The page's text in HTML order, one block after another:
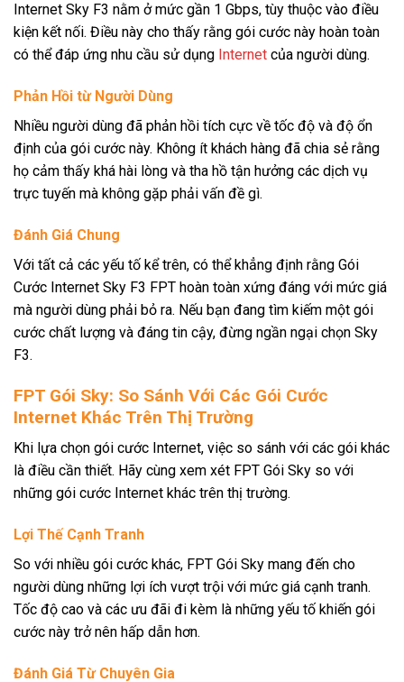
Internet Sky F3 nằm ở mức gần 1 Gbps, tùy thuộc vào điều
kiện kết nối. Điều này cho thấy rằng gói cước này hoàn toàn
có thể đáp ứng nhu cầu sử dụng Internet của người dùng.
Phản Hồi từ Người Dùng
Nhiều người dùng đã phản hồi tích cực về tốc độ và độ ổn
định của gói cước này. Không ít khách hàng đã chia sẻ rằng
họ cảm thấy khá hài lòng và tha hồ tận hưởng các dịch vụ
trực tuyến mà không gặp phải vấn đề gì.
Đánh Giá Chung
Với tất cả các yếu tố kể trên, có thể khẳng định rằng Gói
Cước Internet Sky F3 FPT hoàn toàn xứng đáng với mức giá
mà người dùng phải bỏ ra. Nếu bạn đang tìm kiếm một gói
cước chất lượng và đáng tin cậy, đừng ngần ngại chọn Sky
F3.
FPT Gói Sky: So Sánh Với Các Gói Cước
Internet Khác Trên Thị Trường
Khi lựa chọn gói cước Internet, việc so sánh với các gói khác
là điều cần thiết. Hãy cùng xem xét FPT Gói Sky so với
những gói cước Internet khác trên thị trường.
Lợi Thế Cạnh Tranh
So với nhiều gói cước khác, FPT Gói Sky mang đến cho
người dùng những lợi ích vượt trội với mức giá cạnh tranh.
Tốc độ cao và các ưu đãi đi kèm là những yếu tố khiến gói
cước này trở nên hấp dẫn hơn.
Đánh Giá Từ Chuyên Gia